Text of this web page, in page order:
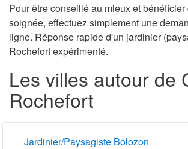
Pour être conseillé au mieux et
soignée, effectuez simplement une
ligne. Réponse rapide d'un jardinier
Rochefort expérimenté.
Les villes autour de
Rochefort
Jardinier/Paysagiste Bolozon